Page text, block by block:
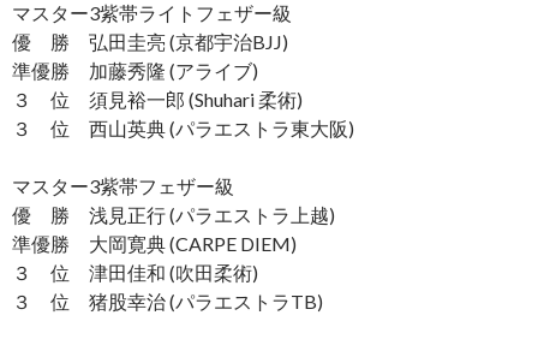
マスター3紫帯ライトフェザー級
優 勝 弘田圭亮 (京都宇治BJJ)
準優勝 加藤秀隆 (アライブ)
３ 位 須見裕一郎 (Shuhari 柔術)
３ 位 西山英典 (パラエストラ東大阪)
マスター3紫帯フェザー級
優 勝 浅見正行 (パラエストラ上越)
準優勝 大岡寛典 (CARPE DIEM)
３ 位 津田佳和 (吹田柔術)
３ 位 猪股幸治 (パラエストラTB)